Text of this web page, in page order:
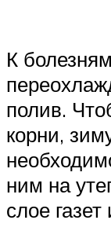
К
полив.
корни,
ним на
слое